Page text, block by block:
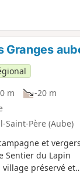
commune
du plus
Granges
m
-20 m
Saint-Père (Aube)
et
Sentier du Lapin
village préservé et